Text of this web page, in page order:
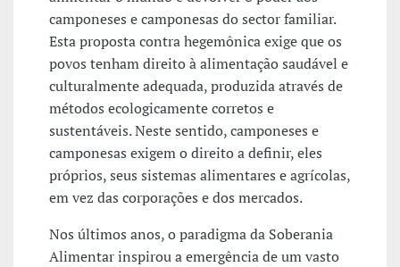
camponeses e camponesas do sector familiar.
Esta proposta contra hegemônica exige que os
povos tenham direito à alimentação saudável e
culturalmente adequada, produzida através de
métodos ecologicamente corretos e
sustentáveis. Neste sentido, camponeses e
camponesas exigem o direito a definir, eles
próprios, seus sistemas alimentares e agrícolas,
em vez das corporações e dos mercados.
Nos últimos anos, o paradigma da Soberania
Alimentar inspirou a emergência de um vasto